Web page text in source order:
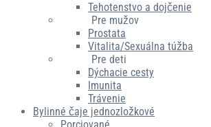
Tehotenstvo a dojčenie
Pre mužov
Prostata
Vitalita/Sexuálna túžba
Pre deti
Dýchacie cesty
Imunita
Trávenie
Bylinné čaje jednozložkové